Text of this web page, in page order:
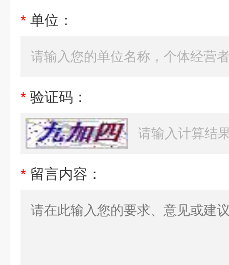
* 单位：
* 验证码：
* 留言内容：